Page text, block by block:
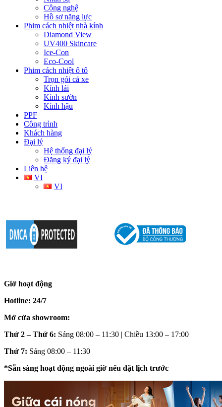
Công nghệ
Hồ sơ năng lực
Phim cách nhiệt nhà kính
Diamond View
UV400 Skincare
Ice-Con
Eco-Cool
Phim cách nhiệt ô tô
Trọn gói cả xe
Kính lái
Kính sườn
Kính hậu
PPF
Công trình
Khách hàng
Đại lý
Hệ thống đại lý
Đăng ký đại lý
Liên hệ
VI
VI
Giờ hoạt động
Hotline: 24/7
Mở cửa showroom:
Thứ 2 – Thứ 6: Sáng 08:00 – 11:30 | Chiều 13:00 – 17:00
Thứ 7: Sáng 08:00 – 11:30
*Sẵn sàng hoạt động ngoài giờ nếu đặt lịch trước